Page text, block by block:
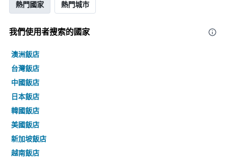
熱門國家 熱門城市
我們使用者搜索的國家
澳洲飯店
台灣飯店
中國飯店
日本飯店
韓國飯店
美國飯店
新加坡飯店
越南飯店